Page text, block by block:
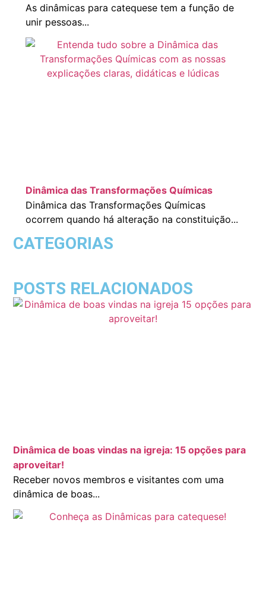
As dinâmicas para catequese tem a função de
unir pessoas...
Dinâmica das Transformações Químicas
Dinâmica das Transformações Químicas
ocorrem quando há alteração na constituição...
CATEGORIAS
POSTS RELACIONADOS
Dinâmica de boas vindas na igreja: 15 opções para
aproveitar!
Receber novos membros e visitantes com uma
dinâmica de boas...